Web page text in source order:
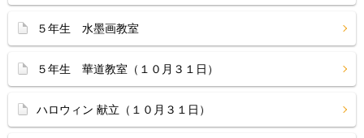
５年生 水墨画教室
５年生 華道教室（１０月３１日）
ハロウィン 献立（１０月３１日）